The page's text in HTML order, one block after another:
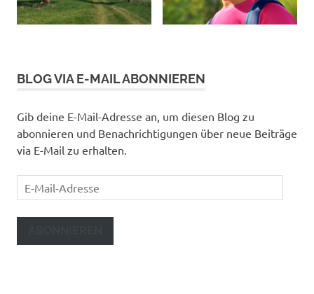
BLOG VIA E-MAIL ABONNIEREN
Gib deine E-Mail-Adresse an, um diesen Blog zu
abonnieren und Benachrichtigungen über neue Beiträge
via E-Mail zu erhalten.
E-
Mail-
Adresse